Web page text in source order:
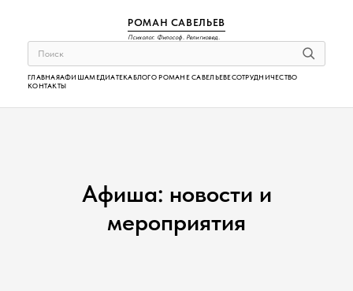
РОМАН САВЕЛЬЕВ
Психолог. Философ. Религиовед.
ГЛАВНАЯАФИШАМЕДИАТЕКАБЛОГО РОМАНЕ САВЕЛЬЕВЕСОТРУДНИЧЕСТВО
КОНТАКТЫ
Афиша: новости и
мероприятия